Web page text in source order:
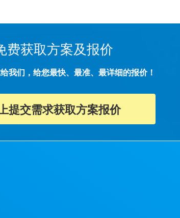
费获取方案及报价
我们，给您最快、最准、最详细的报价！
提交需求获取方案报价